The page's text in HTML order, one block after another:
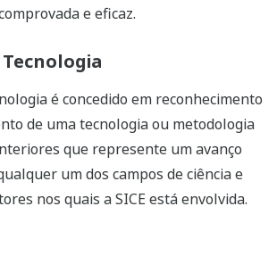
e eficaz.
é concedido em reconhecimento
de uma tecnologia ou metodologia
que represente um avanço
um dos campos de ciência e
nos quais a SICE está envolvida.